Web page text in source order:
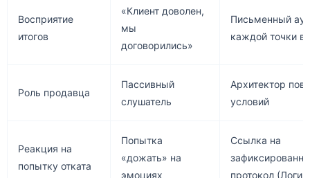
Восприятие
итогов
«Клиент доволен,
мы
договорились»
Письменный
каждой точки
Роль продавца
Пассивный
слушатель
Архитектор
условий
Реакция на
попытку отката
Попытка
«дожать» на
эмоциях
Ссылка на
протокол